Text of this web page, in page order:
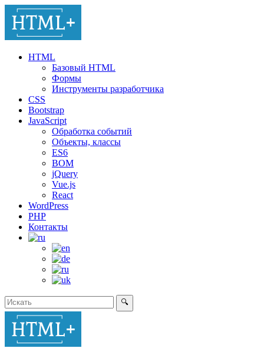
HTML
Базовый HTML
Формы
Инструменты разработчика
CSS
Bootstrap
JavaScript
Обработка событий
Объекты, классы
ES6
BOM
jQuery
Vue.js
React
WordPress
PHP
Контакты
🔍